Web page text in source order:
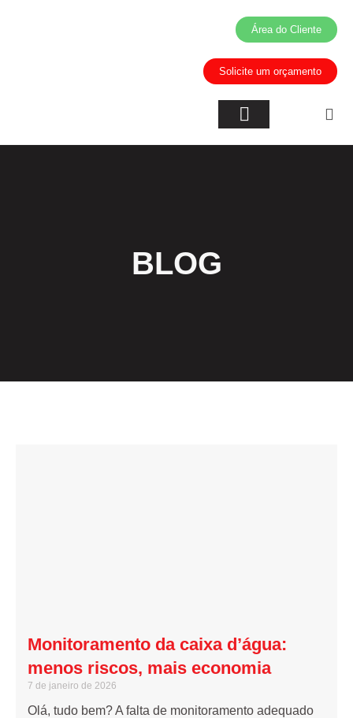
Área do Cliente
Solicite um orçamento
BLOG
Monitoramento da caixa d’água:
menos riscos, mais economia
7 de janeiro de 2026
Olá, tudo bem? A falta de monitoramento adequado